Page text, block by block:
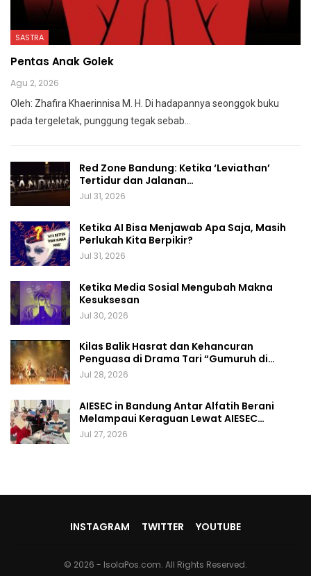
SASTRA
Pentas Anak Golek
Agu 2, 2026
Oleh: Zhafira Khaerinnisa M. H. Di hadapannya seonggok buku
pada tergeletak, punggung tegaksebab…
Red Zone Bandung: Ketika ‘Leviathan’
Tertidur dan Jalanan…
Jul 31, 2026
Ketika AI Bisa Menjawab Apa Saja, Masih
Perlukah Kita Berpikir?
Jul 31, 2026
Ketika Media Sosial Mengubah Makna
Kesuksesan
Jul 30, 2026
Kilas Balik Hasrat dan Kehancuran
Penguasa di Drama Tari “Gumuruh di…
Jul 28, 2026
AIESEC in Bandung Antar Alfatih Berani
Melampaui Keraguan Lewat AIESEC…
Jul 27, 2026
INSTAGRAM TWITTER YOUTUBE
© 2026 - IsolaPos.com. All Rights Reserved.